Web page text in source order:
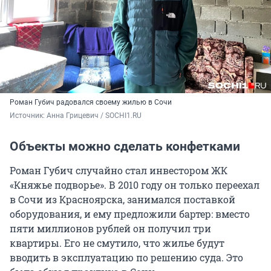
Роман Губич радовался своему жилью в Сочи
Источник: Анна Грицевич / SOCHI1.RU
Объекты можно сделать конфетками
Роман Губич случайно стал инвестором ЖК
«Княжье подворье». В 2010 году он только переехал
в Сочи из Красноярска, занимался поставкой
оборудования, и ему предложили бартер: вместо
пяти миллионов рублей он получил три
квартиры. Его не смутило, что жилье будут
вводить в эксплуатацию по решению суда. Это